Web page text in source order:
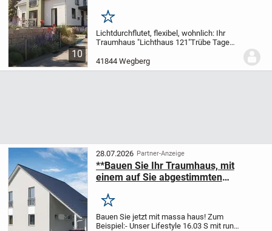
10
Merken
Lichtdurchflutet, flexibel, wohnlich: Ihr
Traumhaus "Lichthaus 121"Trübe Tage
Programm: Bodentiefe, hohe
Fensterelemente fluten jeden Winkel des
41844 Wegberg
28.07.2026 Partner-Anzeige
**Bauen Sie Ihr Traumhaus, mit
einem auf Sie abgestimmten
Merken
Bauen Sie jetzt mit massa haus! Zum
Beispiel:- Unser Lifestyle 16.03 S mit rund